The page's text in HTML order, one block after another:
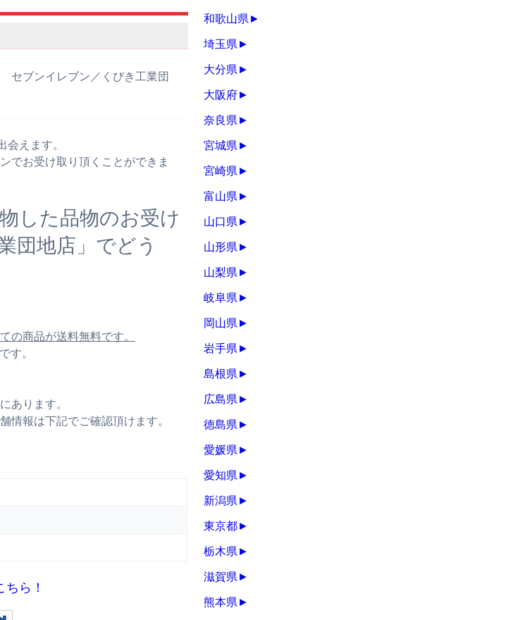
ブンイレブン／くびき工業団
えます。
でお受け取り頂くことができま
した品物のお受け
団地店」でどう
の商品が送料無料です。
す。
あります。
情報は下記でご確認頂けます。
ちら！
和歌山県 ►
埼玉県 ►
大分県 ►
大阪府►
奈良県 ►
宮城県 ►
宮崎県 ►
富山県 ►
山口県 ►
山形県 ►
山梨県 ►
岐阜県 ►
岡山県 ►
岩手県 ►
島根県 ►
広島県 ►
徳島県 ►
愛媛県 ►
愛知県 ►
新潟県 ►
東京都►
栃木県 ►
滋賀県 ►
熊本県 ►